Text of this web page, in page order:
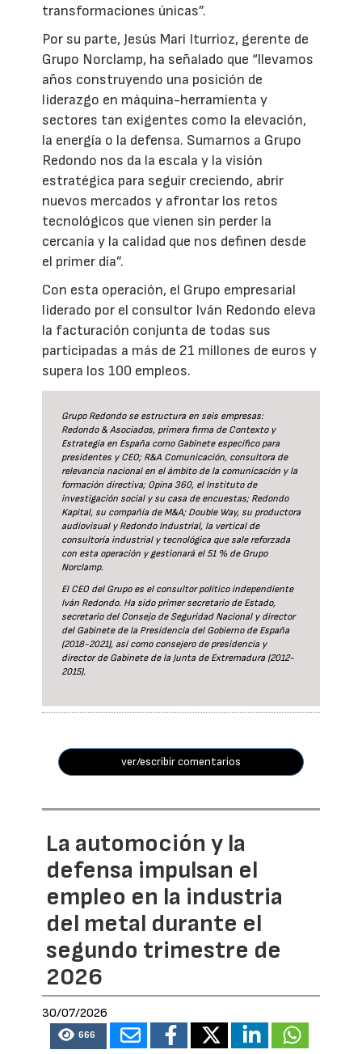
transformaciones únicas”.
Por su parte, Jesús Mari Iturrioz, gerente de
Grupo Norclamp, ha señalado que “llevamos
años construyendo una posición de
liderazgo en máquina-herramienta y
sectores tan exigentes como la elevación,
la energía o la defensa. Sumarnos a Grupo
Redondo nos da la escala y la visión
estratégica para seguir creciendo, abrir
nuevos mercados y afrontar los retos
tecnológicos que vienen sin perder la
cercanía y la calidad que nos definen desde
el primer día”.
Con esta operación, el Grupo empresarial
liderado por el consultor Iván Redondo eleva
la facturación conjunta de todas sus
participadas a más de 21 millones de euros y
supera los 100 empleos.
Grupo Redondo se estructura en seis empresas:
Redondo & Asociados, primera firma de Contexto y
Estrategia en España como Gabinete específico para
presidentes y CEO; R&A Comunicación, consultora de
relevancia nacional en el ámbito de la comunicación y la
formación directiva; Opina 360, el Instituto de
investigación social y su casa de encuestas; Redondo
Kapital, su compañía de M&A; Double Way, su productora
audiovisual y Redondo Industrial, la vertical de
consultoría industrial y tecnológica que sale reforzada
con esta operación y gestionará el 51 % de Grupo
Norclamp.
El CEO del Grupo es el consultor político independiente
Iván Redondo. Ha sido primer secretario de Estado,
secretario del Consejo de Seguridad Nacional y director
del Gabinete de la Presidencia del Gobierno de España
(2018-2021), así como consejero de presidencia y
director de Gabinete de la Junta de Extremadura (2012-
2015).
ver/escribir comentarios
La automoción y la
defensa impulsan el
empleo en la industria
del metal durante el
segundo trimestre de
2026
30/07/2026
666